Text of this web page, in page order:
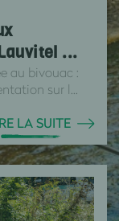
...
au bivouac :
sur l...
LA SUITE